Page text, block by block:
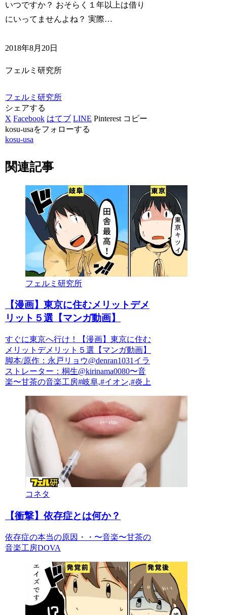
いつですか？ おそらく１年以上は借り
にいってませんよね？ 実際…
2018年8月20日
フェルミ研究所
フェルミ研究所
シェアする
X Facebook はてブ LINE Pinterest コピー
kosu-usaをフォローする
kosu-usa
関連記事
フェルミ研究所
【漫画】東京に住むメリットデメ
リット５選【マンガ動画】
すぐに東京へ行け！【漫画】東京に住む
メリットデメリット５選【マンガ動画】
脚本/原作：永戸リョウ@denran1031イラ
ストレーター：桐生@kirinama0080〜音
楽〜甘茶の音楽工房#岐阜,#イオン,#炎上
コネタ
【衝撃】依存症とは何か？
依存症の本当の原因・・〜音楽〜甘茶の
音楽工房DOVA